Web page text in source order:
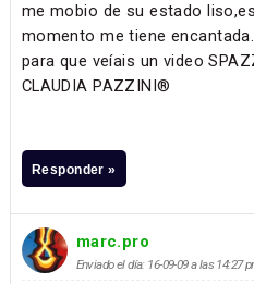
me mobio de su estado
momento me tiene
para que veíais un video
CLAUDIA PAZZINI®
Responder »
marc.pro
Enviado el día: 16-09-09 a las 14:27